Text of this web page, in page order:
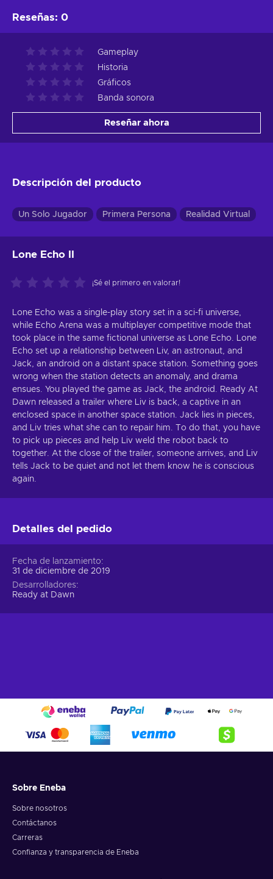
Reseñas: 0
Gameplay
Historia
Gráficos
Banda sonora
Reseñar ahora
Descripción del producto
Un Solo Jugador Primera Persona Realidad Virtual
Lone Echo II
¡Sé el primero en valorar!
Lone Echo was a single-play story set in a sci-fi universe,
while Echo Arena was a multiplayer competitive mode that
took place in the same fictional universe as Lone Echo. Lone
Echo set up a relationship between Liv, an astronaut, and
Jack, an android on a distant space station. Something goes
wrong when the station detects an anomaly, and drama
ensues. You played the game as Jack, the android. Ready At
Dawn released a trailer where Liv is back, a captive in an
enclosed space in another space station. Jack lies in pieces,
and Liv tries what she can to repair him. To do that, you have
to pick up pieces and help Liv weld the robot back to
together. At the close of the trailer, someone arrives, and Liv
tells Jack to be quiet and not let them know he is conscious
again.
Detalles del pedido
Fecha de lanzamiento
31 de diciembre de 2019
Desarrolladores
Ready at Dawn
Sobre Eneba
Sobre nosotros
Contáctanos
Carreras
Confianza y transparencia de Eneba